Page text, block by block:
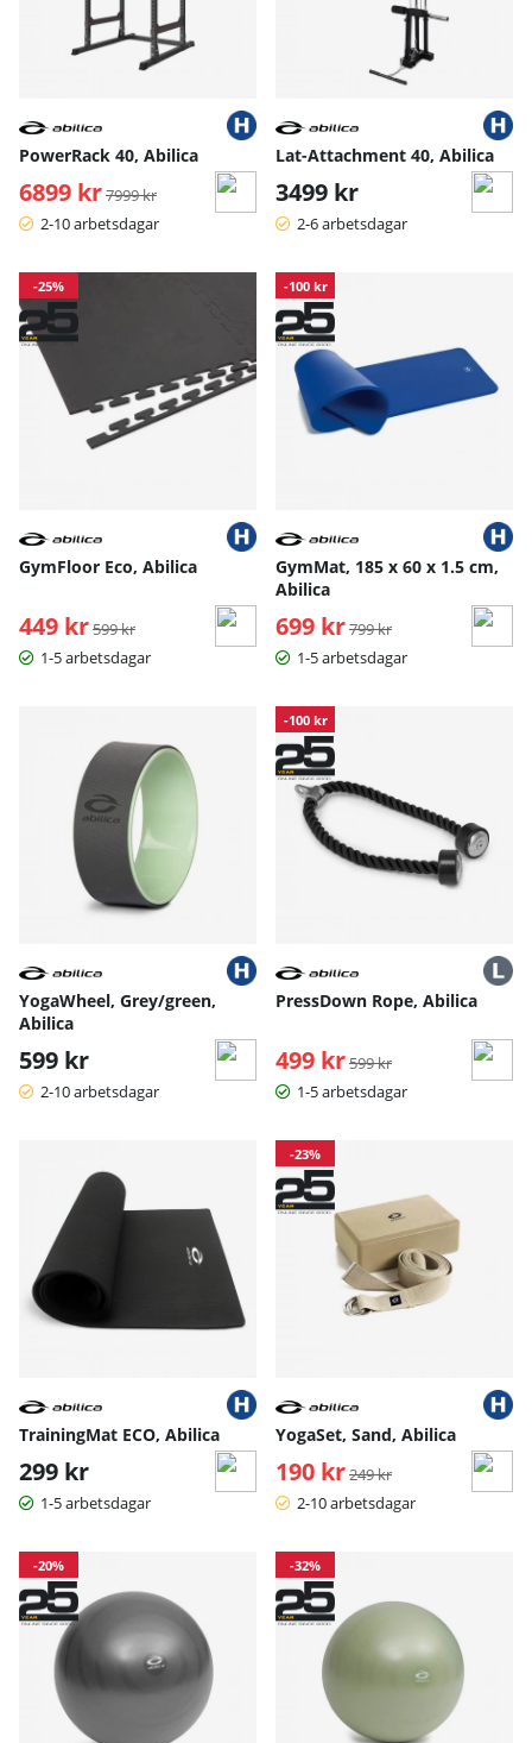
PowerRack 40, Abilica
6899 krOrdinarie pris:
7999 kr
2-10 arbetsdagar
Lat-Attachment 40, Abilica
3499 kr
2-6 arbetsdagar
-25%
GymFloor Eco, Abilica
449 kr Ordinarie pris:
599 kr
1-5 arbetsdagar
-100 kr
GymMat, 185 x 60 x 1.5 cm,
Abilica
699 krOrdinarie pris:
799 kr
1-5 arbetsdagar
YogaWheel, Grey/green,
Abilica
599 kr
2-10 arbetsdagar
-100 kr
PressDown Rope, Abilica
499 kr Ordinarie pris:
599 kr
1-5 arbetsdagar
TrainingMat ECO, Abilica
299 kr
1-5 arbetsdagar
-23%
YogaSet, Sand, Abilica
190 kr Ordinarie pris:
249 kr
2-10 arbetsdagar
-20% -32%